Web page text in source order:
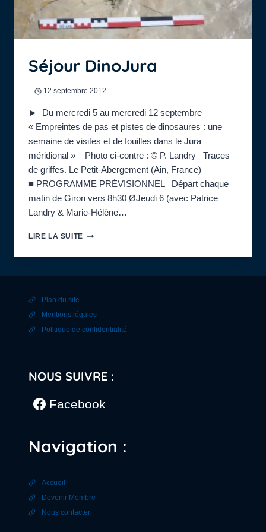
Séjour DinoJura
12 septembre 2012
► Du mercredi 5 au mercredi 12 septembre
« Empreintes de pas et pistes de dinosaures : une
semaine de visites et de fouilles dans le Jura
méridional » Photo ci-contre : © P. Landry –Traces
de griffes. Le Petit-Abergement (Ain, France)
■ PROGRAMME PRÉVISIONNEL Départ chaque
matin de Giron vers 8h30 ØJeudi 6 (avec Patrice
Landry & Marie-Hélène…
LIRE LA SUITESÉJOUR
Plan du site
Mentions légales
Politique de confidentialité
NOUS SUIVRE :
Facebook
Navigation :
Accueil
Devenir Membre
Nous contacter